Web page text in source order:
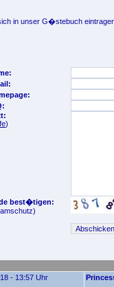
in unser G�stebuch
)
best�tigen:
- 13:57 Uhr